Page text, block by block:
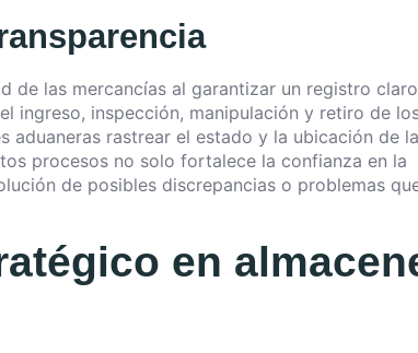
de las mercancías al garantizar un registro
ingreso, inspección, manipulación y retiro de
aduaneras rastrear el estado y la ubicación de
procesos no solo fortalece la confianza en la
de posibles discrepancias o problemas
en